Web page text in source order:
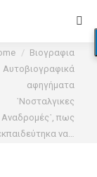
Βιογραφια
Αυτοβιογραφικά
αφηγήματα
᾽Νοσταλγικες
Αναδρομές᾽, πως
να…